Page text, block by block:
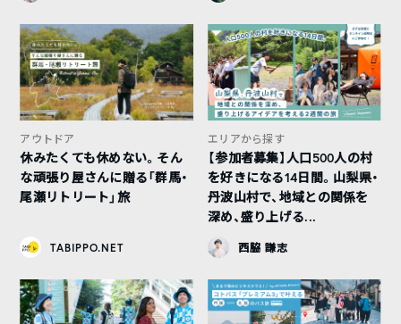
アウトドア
休みたくても休めない。そん
な頑張り屋さんに贈る「群馬・
尾瀬リトリート」旅
TABIPPO.NET
エリアから探す
【参加者募集】人口500人の村
を好きになる14日間。山梨県・
丹波山村で、地域との関係を
深め、盛り上げる...
西脇 謙志